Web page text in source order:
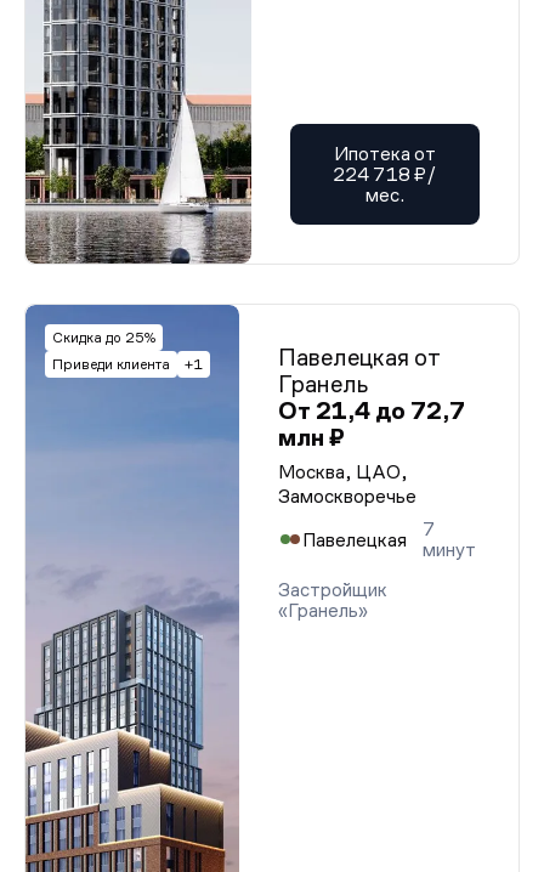
Ипотека от
224 718 ₽/
мес.
Скидка до 25%
Приведи клиента
+1
Павелецкая от
Гранель
От 21,4 до 72,7
млн ₽
Москва, ЦАО,
Замоскворечье
Павелецкая
7
минут
Застройщик
«Гранель»